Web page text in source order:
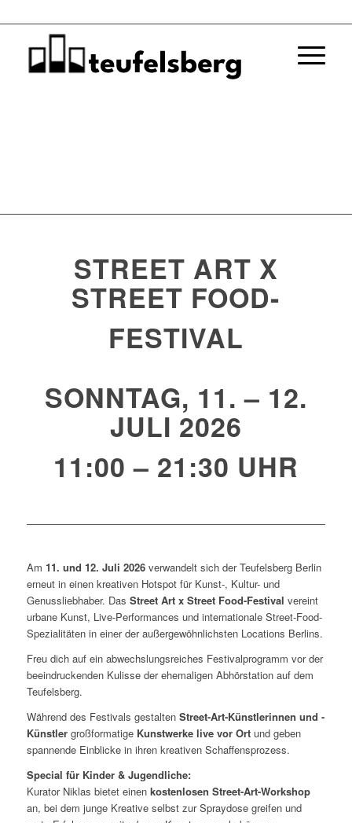
STREET ART X
STREET FOOD-
FESTIVAL
SONNTAG, 11. – 12.
JULI 2026
11:00 – 21:30 UHR
Am 11. und 12. Juli 2026verwandelt sich der Teufelsberg Berlin
erneut in einen kreativen Hotspot für Kunst-, Kultur- und
Genussliebhaber. Das Street Art x Street Food-Festival vereint
urbane Kunst, Live-Performances und internationale Street-Food-
Spezialitäten in einer der außergewöhnlichsten Locations Berlins.
Freu dich auf ein abwechslungsreiches Festivalprogramm vor der
beeindruckenden Kulisse der ehemaligen Abhörstation auf dem
Teufelsberg.
Während des Festivals gestalten Street-Art-Künstlerinnen und -
Künstlergroßformatige Kunstwerke live vor Ortund geben
spannende Einblicke in ihren kreativen Schaffensprozess.
Special für Kinder & Jugendliche:
Kurator Niklas bietet einen kostenlosen Street-Art-Workshop
an, bei dem junge Kreative selbst zur Spraydose greifen und